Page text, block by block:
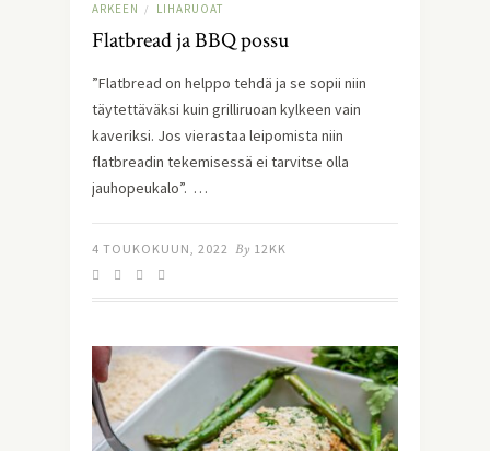
ARKEEN / LIHARUOAT
Flatbread ja BBQ possu
”Flatbread on helppo tehdä ja se sopii niin
täytettäväksi kuin grilliruoan kylkeen vain
kaveriksi. Jos vierastaa leipomista niin
flatbreadin tekemisessä ei tarvitse olla
jauhopeukalo”. …
4 TOUKOKUUN, 2022 By 12KK